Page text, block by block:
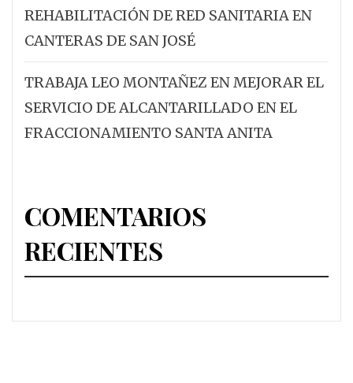
REHABILITACIÓN DE RED SANITARIA EN
CANTERAS DE SAN JOSÉ
TRABAJA LEO MONTAÑEZ EN MEJORAR EL
SERVICIO DE ALCANTARILLADO EN EL
FRACCIONAMIENTO SANTA ANITA
COMENTARIOS
RECIENTES